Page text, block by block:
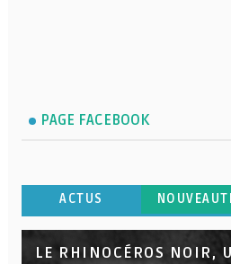
PAGE FACEBOOK
ACTUS
LE RHINOCÉROS NOIR,